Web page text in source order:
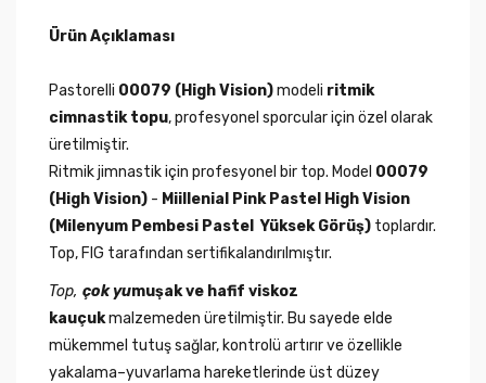
Ürün Açıklaması
Pastorelli 00079 (High Vision)modeli ritmik
cimnastik topu, profesyonel sporcular için özel olarak
üretilmiştir.
Ritmik jimnastik için profesyonel bir top. Model 00079
(High Vision) - Miillenial Pink Pastel High Vision
(Milenyum Pembesi Pastel Yüksek Görüş) toplardır.
Top, FIG tarafından sertifikalandırılmıştır.
Top, çok yumuşak ve hafif viskoz
kauçukmalzemeden üretilmiştir. Bu sayede elde
mükemmel tutuş sağlar, kontrolü artırır ve özellikle
yakalama–yuvarlama hareketlerinde üst düzey